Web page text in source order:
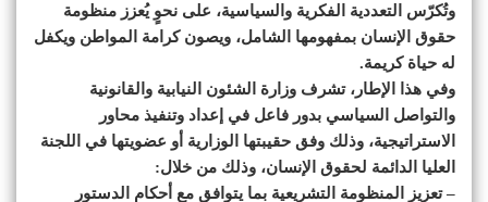
وتُكرّس التعددية الفكرية والسياسية، على نحوٍ يُعزز منظومة
حقوق الإنسان بمفهومها الشامل، ويصون كرامة المواطن ويكفل
له حياة كريمة.
وفي هذا الإطار، تشرف وزارة الشئون النيابية والقانونية
والتواصل السياسي بدور فاعل في إعداد وتنفيذ محاور
الاستراتيجية، وذلك وفق حقيبتها الوزارية أو عضويتها في اللجنة
العليا الدائمة لحقوق الإنسان، وذلك من خلال:
– تعزيز المنظومة التشريعية بما يتوافق مع أحكام الدستور